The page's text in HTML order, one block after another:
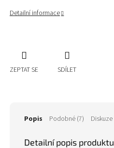
Detailní informace
ZEPTAT SE SDÍLET
Popis Podobné (7) Diskuze
Detailní popis produktu